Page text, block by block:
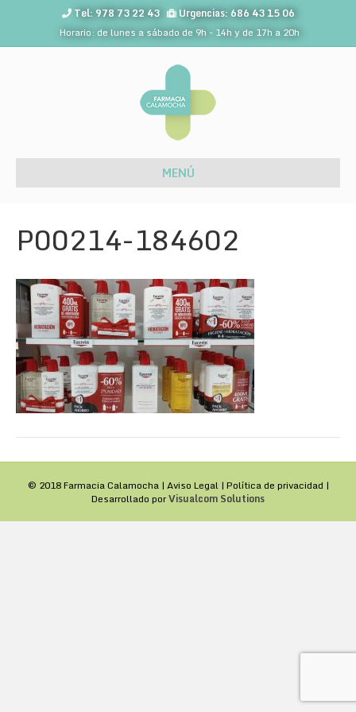
Tel: 978 73 22 43
Urgencias: 686 43 15 06
Horario: de lunes a sábado de 9h - 14h y de 17h a 20h
MENÚ
P00214-184602
© 2018 Farmacia Calamocha | Aviso Legal| Política de privacidad |
Desarrollado porVisualcom Solutions